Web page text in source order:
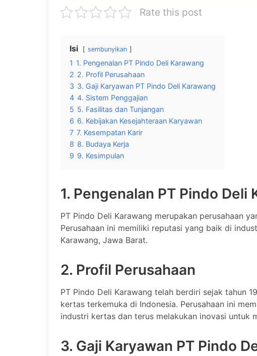
Rate this post
Isi sembunyikan
1 1. Pengenalan PT Pindo Deli Karawang
2 2. Profil Perusahaan
3 3. Gaji Karyawan PT Pindo Deli Karawang
4 4. Sistem Penggajian
5 5. Fasilitas dan Tunjangan
6 6. Kebijakan Kesejahteraan Karyawan
7 7. Kesempatan Karir
8 8. Budaya Kerja
9 9. Kesimpulan
1. Pengenalan PT Pindo Deli
PT Pindo Deli Karawang merupakan perusahaan
Perusahaan ini memiliki reputasi yang baik di
Karawang, Jawa Barat.
2. Profil Perusahaan
PT Pindo Deli Karawang telah berdiri sejak tahun
kertas terkemuka di Indonesia. Perusahaan ini
industri kertas dan terus melakukan inovasi untuk
3. Gaji Karyawan PT Pindo